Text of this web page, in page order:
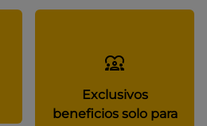
Exclusivos
beneficios solo para